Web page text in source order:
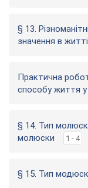
§ 13.
значення в
Практична
способу життя у
§ 14. Тип
молюски
1 - 4
§ 15. Тип